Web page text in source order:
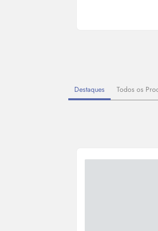
Destaques Todos os